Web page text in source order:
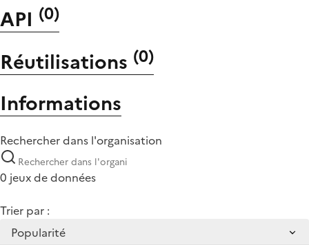
API (0)
Réutilisations (0)
Informations
Rechercher dans l'organisation
0 jeux de données
Trier par :